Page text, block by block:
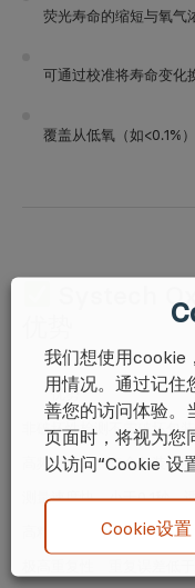
荧光寿命的缩短与氧气
可通过校准将寿命变化
覆盖从低氧（如<0.1%
Systech
优势
非破坏性检测
不需破坏包
高频测量
每个包装可
测量速度快
小于0.1秒，
常温条件下
我们想使用cookie
用情况。通过记住
善您的访问体验。
页面时，将视为您
以访问“Cookie 设
Cookie设置